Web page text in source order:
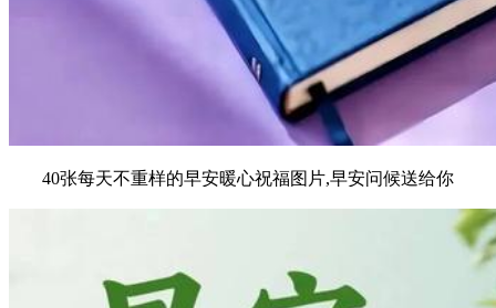
40张每天不重样的早安暖心祝福图片,早安问候送给你